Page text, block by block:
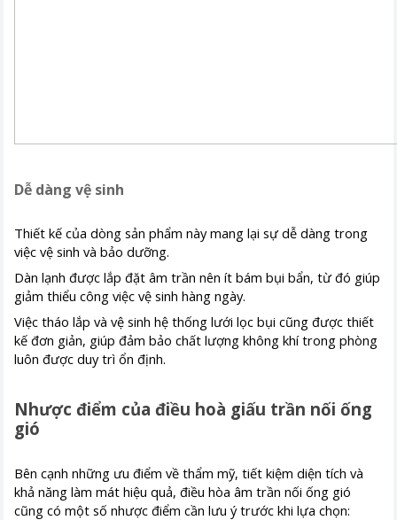
Dễ dàng vệ sinh
Thiết kế của dòng sản phẩm này mang lại sự dễ dàng trong
việc vệ sinh và bảo dưỡng.
Dàn lạnh được lắp đặt âm trần nên ít bám bụi bẩn, từ đó giúp
giảm thiểu công việc vệ sinh hàng ngày.
Việc tháo lắp và vệ sinh hệ thống lưới lọc bụi cũng được thiết
kế đơn giản, giúp đảm bảo chất lượng không khí trong phòng
luôn được duy trì ổn định.
Nhược điểm của điều hoà giấu trần nối ống
gió
Bên cạnh những ưu điểm về thẩm mỹ, tiết kiệm diện tích và
khả năng làm mát hiệu quả, điều hòa âm trần nối ống gió
cũng có một số nhược điểm cần lưu ý trước khi lựa chọn: